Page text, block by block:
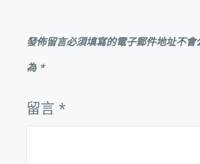
發佈留言必須填寫的電子郵件地址不會
為 *
留言 *